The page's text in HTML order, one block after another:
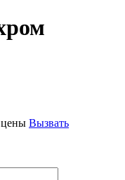
цены Вызвать